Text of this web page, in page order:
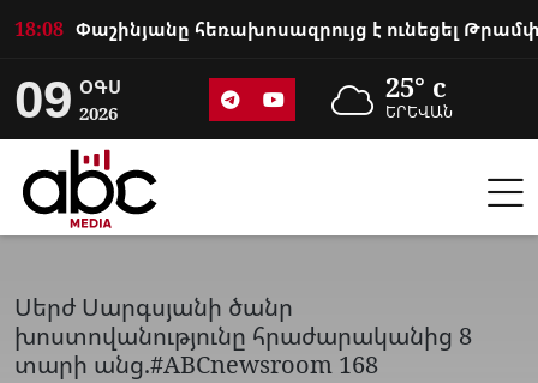
18:08
09 ՕԳՍ
2026
25° c
ԵՐԵՎԱՆ
Սերժ Սարգսյանի ծանր
խոստովանությունը հրաժարականից 8
տարի անց.#ABCnewsroom 168